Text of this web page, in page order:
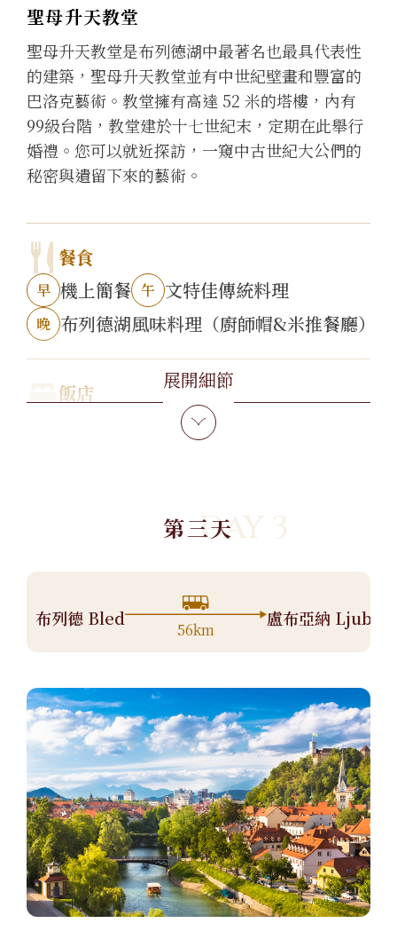
聖母升天教堂
聖母升天教堂是布列德湖中最著名也最具代表性
的建築，聖母升天教堂並有中世紀壁畫和豐富的
巴洛克藝術。教堂擁有高達 52 米的塔樓，內有
99級台階，教堂建於十七世紀末，定期在此舉行
婚禮。您可以就近探訪，一窺中古世紀大公們的
秘密與遺留下來的藝術。
餐食
早 機上簡餐 午 文特佳傳統料理
晚 布列德湖風味料理（廚師帽&米推餐廳）
飯店
4* Hotel Rikli Balance
展開細節
第三天DAY 3
布列德 Bled
56km
盧布亞納